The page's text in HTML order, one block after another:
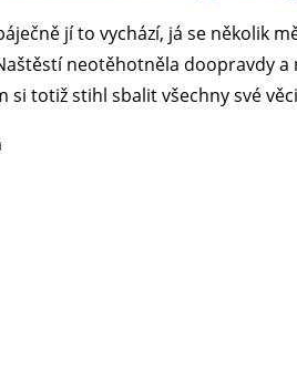
jí to vychází, já se několik
neotěhotněla doopravdy
si totiž stihl sbalit všechny své